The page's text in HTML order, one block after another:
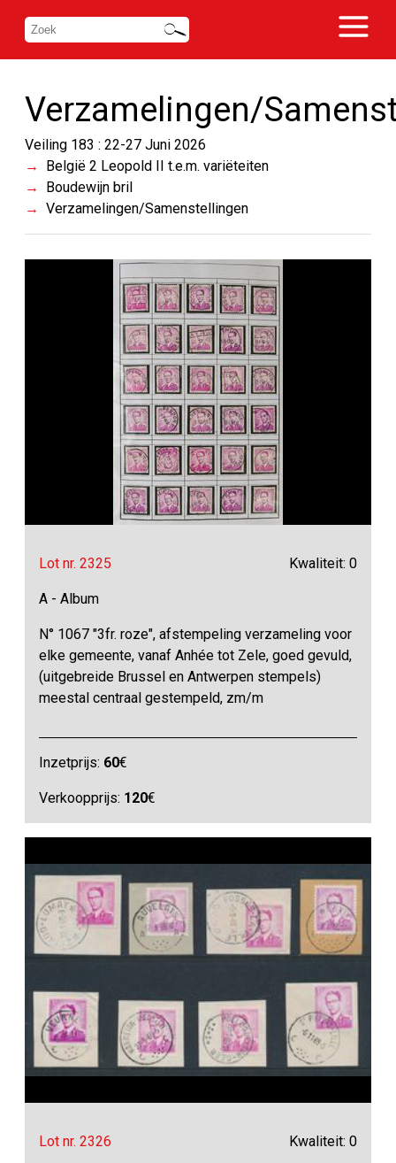
Verzamelingen/
Veiling 183 : 22-27 Juni 2026
België 2 Leopold II t.e.m. variëteiten
Boudewijn bril
Verzamelingen/Samenstellingen
Lot nr. 2325 Kwaliteit: 0
A - Album
N° 1067 "3fr. roze", afstempeling verzameling voor
elke gemeente, vanaf Anhée tot Zele, goed gevuld,
(uitgebreide Brussel en Antwerpen stempels)
meestal centraal gestempeld, zm/m
Inzetprijs: 60€
Verkoopprijs: 120€
Lot nr. 2326 Kwaliteit: 0